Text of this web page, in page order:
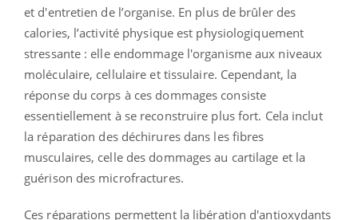
et d'entretien de l’organise. En plus de brûler des
calories, l’activité physique est physiologiquement
stressante : elle endommage l'organisme aux niveaux
moléculaire, cellulaire et tissulaire. Cependant, la
réponse du corps à ces dommages consiste
essentiellement à se reconstruire plus fort. Cela inclut
la réparation des déchirures dans les fibres
musculaires, celle des dommages au cartilage et la
guérison des microfractures.
Ces réparations permettent la libération d'antioxydants